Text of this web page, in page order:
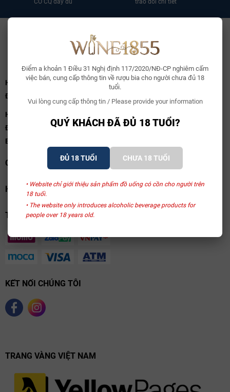
Điểm a khoản 1 Điều 31 Nghị định 117/2020/NĐ-CP nghiêm cấm
việc bán, cung cấp thông tin về rượu bia cho người chưa đủ 18
tuổi.
Vui lòng cung cấp thông tin / Please provide your information
QUÝ KHÁCH ĐÃ ĐỦ 18 TUỔI?
ĐỦ 18 TUỔI CHƯA 18 TUỔI
• Website chỉ giới thiệu sản phẩm đồ uống có cồn cho người trên
18 tuổi.
• The website only introduces alcoholic beverage products for
people over 18 years old.
CO CQ đầy đủ trao đổi chi tiết
Hà Nội:Số 113B/25 Phố Vũ Ngọc Phan, Phường Láng, TP.Hà Nội
Điện thoại:
HCM:
Điện thoại:
0969111855
Email:
CHÍNH SÁCH
HỖ TRỢ
THANH TOÁN
KẾT NỐI CHÚNG TÔI
TRANG VÀNG VIỆT NAM